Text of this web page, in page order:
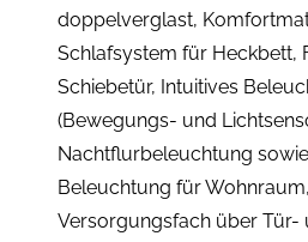
doppelverglast,
Schlafsystem für Heckbett,
Schiebetür, Intuitives
(Bewegungs- und
Nachtflurbeleuchtung
Beleuchtung für
Versorgungsfach über Tür-